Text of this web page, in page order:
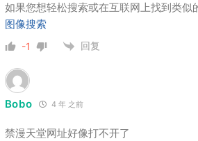
如果您想轻松搜索或在互联网上找到类似
图像搜索
-1 回复
Bobo 4 年 之前
禁漫天堂网址好像打不开了